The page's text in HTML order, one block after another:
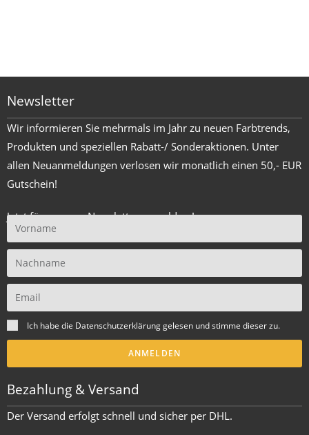
Newsletter
Wir informieren Sie mehrmals im Jahr zu neuen Farbtrends,
Produkten und speziellen Rabatt-/ Sonderaktionen. Unter
allen Neuanmeldungen verlosen wir monatlich einen 50,- EUR
Gutschein!
Jetzt für unseren Newsletter anmelden !
Ich habe die Datenschutzerklärunggelesen und stimme dieser zu.
ANMELDEN
Bezahlung & Versand
Der Versand erfolgt schnell und sicher per DHL.